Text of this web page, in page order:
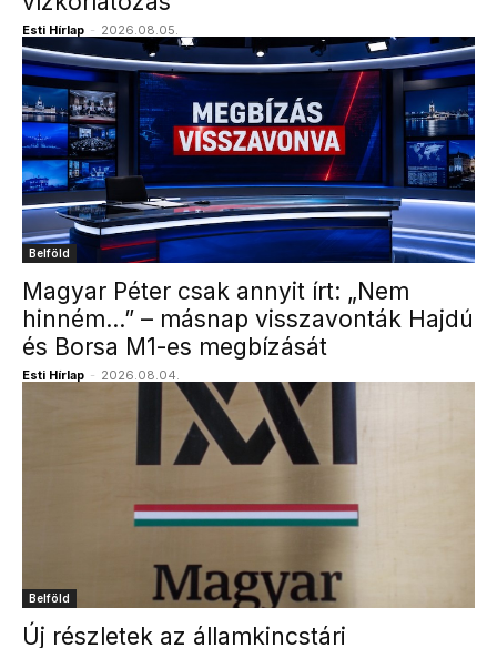
Esti Hírlap - 2026.08.05.
Belföld
Magyar Péter csak annyit írt: „Nem
hinném…” – másnap visszavonták Hajdú
és Borsa M1-es megbízását
Esti Hírlap - 2026.08.04.
Belföld
Új részletek az államkincstári